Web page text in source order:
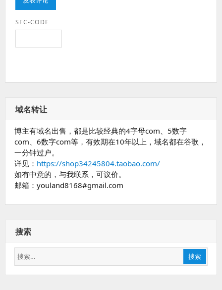
SEC-CODE
域名转让
博主有域名出售，都是比较经典的4字母com、5数字
com、6数字com等，有效期在10年以上，域名都在谷歌，
一分钟过户。
详见： https://shop34245804.taobao.com/
如有中意的，与我联系，可议价。
邮箱：youland8168#gmail.com
搜索
搜
索：
搜索